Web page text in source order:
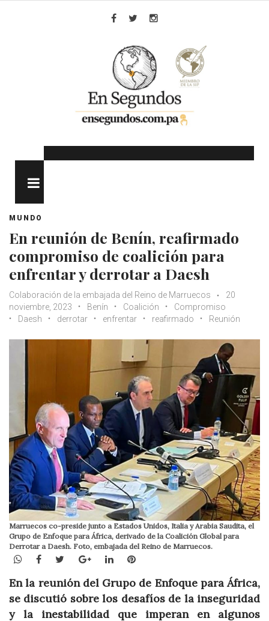
MUNDO
En reunión de Benín, reafirmado
compromiso de coalición para
enfrentar y derrotar a Daesh
Colaboración de la embajada del Reino de Marruecos
20
noviembre, 2023
Benín Coalición
Compromiso
Daesh
derrotar enfrentar reafirmado Reunión
Marruecos co-preside junto a Estados Unidos, Italia y Arabia Saudita, el
Grupo de Enfoque para África, derivado de la Coalición Global para
Derrotar a Daesh. Foto, embajada del Reino de Marruecos.
WhatsApp
Facebook
TwitterGoogle+LinkedInPinterest
En la reunión del Grupo de Enfoque para África,
se discutió sobre los desafíos de la inseguridad
y la inestabilidad que imperan en algunos